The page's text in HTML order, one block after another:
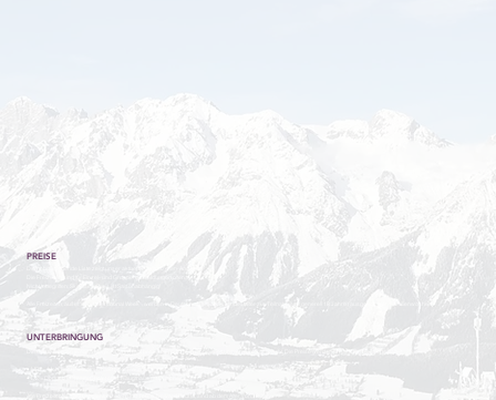
PREISE
Die nebenstehende Liste zeigt unser aktuelles Skifreizeiten-Angebot.
Die Freizeiten sind für Einzel- und Gruppenanmeldungen offen.
Nicht inbegriffen: Skipass – Preis ist Saisonabhängig!
Alle Freizeiten, außer der „International Week“, werden in Deutsch abgehalten. Mindestalter zur Teilnahme ist generell 18 Jahre (ausgenommen Familienwochen).
UNTERBRINGUNG
Die Gäste werden je nach Möglichkeit in Mehrbettzimmern, bzw. in Doppelbettzimmern untergebracht. Die Preise werden je nach Zimmerart gestaffelt.
• MBZ = Mehrbettzimmer im Chalet oder Haupthaus mit Dusche/WC
• DZ = Doppelzimmer im Chalet oder Haupthaus mit Dusche/WC
Alle Freizeiten, bis auf Familienfreizeiten und Teens Upward Bound, sind ab dem Alter von 18 Jahren!